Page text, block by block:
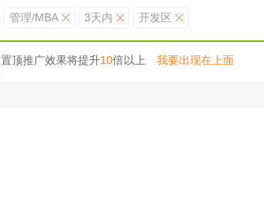
管理/MBA 3天内 开发区
置顶推广效果将提升10倍以上 我要出现在上面